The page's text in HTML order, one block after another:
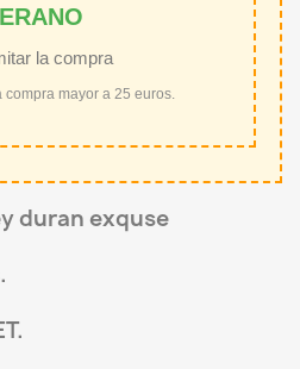
la compra
mayor a 25 euros.
duran exquse